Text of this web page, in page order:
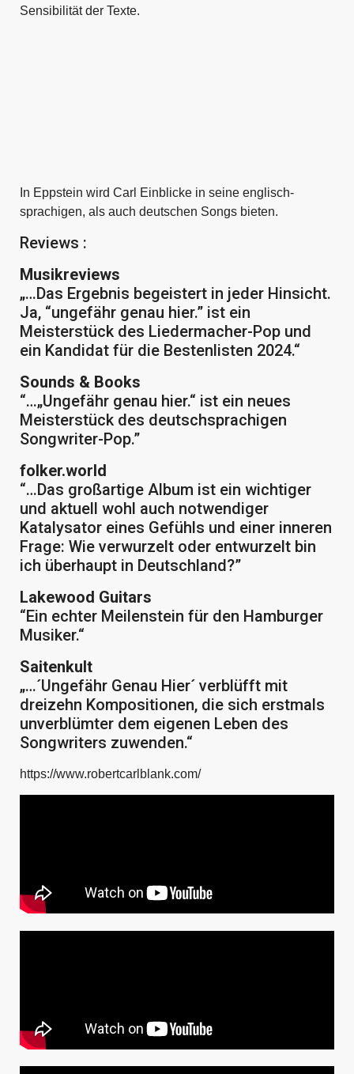
Sensibilität der Texte.
In Eppstein wird Carl Einblicke in seine englisch-
sprachigen, als auch deutschen Songs bieten.
Reviews :
Musikreviews
„…Das Ergebnis begeistert in jeder Hinsicht.
Ja, “ungefähr genau hier.” ist ein
Meisterstück des Liedermacher-Pop und
ein Kandidat für die Bestenlisten 2024.“
Sounds & Books
“…„Ungefähr genau hier.“ ist ein neues
Meisterstück des deutschsprachigen
Songwriter-Pop.”
folker.world
“…Das großartige Album ist ein wichtiger
und aktuell wohl auch notwendiger
Katalysator eines Gefühls und einer inneren
Frage: Wie verwurzelt oder entwurzelt bin
ich überhaupt in Deutschland?”
Lakewood Guitars
“Ein echter Meilenstein für den Hamburger
Musiker.“
Saitenkult
„…´Ungefähr Genau Hier´ verblüfft mit
dreizehn Kompositionen, die sich erstmals
unverblümter dem eigenen Leben des
Songwriters zuwenden.“
https://www.robertcarlblank.com/